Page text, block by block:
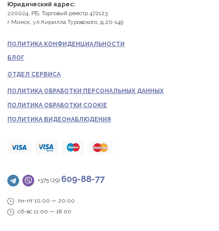
Юридический адрес:
220024, РБ, Торговый реестр 472123
г.Минск, ул.Кирилла Туровского, д.20-149
ПОЛИТИКА КОНФИДЕНЦИАЛЬНОСТИ
БЛОГ
ОТДЕЛ СЕРВИСА
ПОЛИТИКА ОБРАБОТКИ ПЕРСОНАЛЬНЫХ ДАННЫХ
ПОЛИТИКА ОБРАБОТКИ COOKIE
ПОЛИТИКА ВИДЕОНАБЛЮДЕНИЯ
+375 (29) 609-88-77
пн-пт 10:00 — 20:00
сб-вс 11:00 — 18:00